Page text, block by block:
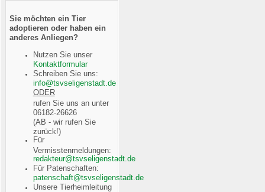
Sie möchten ein Tier
adoptieren oder haben ein
anderes Anliegen?
Nutzen Sie unser
Kontaktformular
Schreiben Sie uns:
ODER
rufen Sie uns an unter
06182-26626
(AB - wir rufen Sie
zurück!)
Für
Vermisstenmeldungen:
Für Patenschaften:
Unsere Tierheimleitung